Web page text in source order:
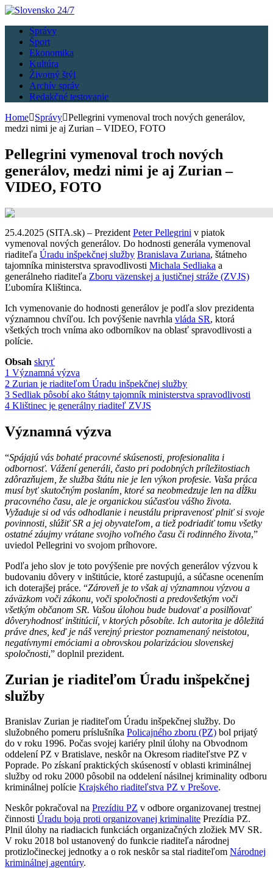
Správy
Šport
Ekonomika
Kultúra
Životný štýl
Archív správ
Redakčné testovanie
Home
Správy Pellegrini vymenoval troch nových generálov,
medzi nimi je aj Zurian – VIDEO, FOTO
Pellegrini vymenoval troch nových
generálov, medzi nimi je aj Zurian –
VIDEO, FOTO
25.4.2025 (SITA.sk) – Prezident Peter Pellegrini v piatok
vymenoval nových generálov. Do hodnosti generála vymenoval
riaditeľa Úradu inšpekčnej služby Branislava Zuriana, štátneho
tajomníka ministerstva spravodlivosti Michala Sedliaka a
generálneho riaditeľa Zboru väzenskej a justičnej stráže (ZVJS)
Ľubomíra Klištinca.
Ich vymenovanie do hodnosti generálov je podľa slov prezidenta
významnou chvíľou. Ich povýšenie navrhla vláda SR, ktorá
všetkých troch vníma ako odborníkov na oblasť spravodlivosti a
polície.
Obsah skryť
1 Významná výzva
2 Zurian je riaditeľom Úradu inšpekčnej služby
3 Sedliak pôsobí ako štátny tajomník ministerstva spravodlivosti
4 Klištinec je generálny riaditeľ ZVJS
Významná výzva
“Spájajú vás bohaté pracovné skúsenosti, profesionalita i
odbornosť. Vážení generáli, často pri podobných príležitostiach
zdôrazňujem, že služba štátu nie je len výkon profesie. Vaša práca
musí byť skutočným poslaním, ktoré sa neobmedzuje len na dĺžku
pracovného času, ale je organickou súčasťou vášho života.
Vyžaduje si od vás odhodlanie i neustálu pripravenosť plniť si svoje
povinnosti, slúžiť SR a jej obyvateľom, a tiež podriadiť tomu všetky
ostatné záujmy vrátane svojho voľného času či rodinného života,”
uviedol Pellegrini vo svojom príhovore.
Podľa jeho slov je toto povýšenie pre nových generálov výzvou k
budovaniu dôvery v inštitúcie, ktoré zastupujú, a súčasne ocenením
ich doterajšej práce. “Zároveň je to však aj významnou výzvou a
záväzkom voči zákonu, voči spoločnosti a predovšetkým voči
všetkým občanom SR. Vašou úlohou bude budovať a posilňovať
dôveryhodnosť inštitúcií, v ktorých pôsobíte. Ich autorita je dôležitá
práve dnes, keď je náš verejný priestor poznamenaný neistotou,
negatívnymi emóciami a obrovskou polarizáciou slovenskej
spoločnosti,” doplnil prezident.
Zurian je riaditeľom Úradu inšpekčnej
služby
Branislav Zurian je riaditeľom Úradu inšpekčnej služby. Do
služobného pomeru príslušníka Policajného zboru (PZ) bol prijatý
do v roku 1996. Počas svojej kariéry plnil úlohy na Obvodnom
oddelení PZ v Bratislave, neskôr na Okresom riaditeľstve PZ v
Poprade. Po získaní praktických skúseností v oblasti kriminálnej
služby od roku 2000 pôsobil na oddelení násilnej kriminality odboru
kriminálnej polície Krajského riaditeľstva PZ v Prešove.
Neskôr pokračoval na Prezídiu PZ v odbore organizovanej trestnej
činnosti Úradu boja proti organizovanej kriminalite Prezídia PZ.
Plnil úlohy na riadiacich funkciách organizačných zložiek MV SR.
V roku 2018 bol ustanovený do funkcie riaditeľa národnej
protizločineckej jednotky a o rok neskôr sa stal riaditeľom Národnej
kriminálnej agentúry.